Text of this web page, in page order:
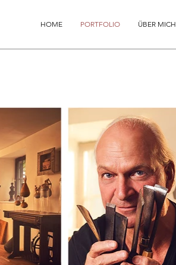
HOME PORTFOLIO ÜBER MICH